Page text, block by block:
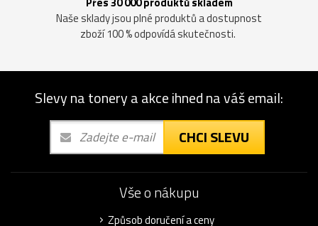
Naše sklady jsou plné produktů a dostupnost
zboží 100 % odpovídá skutečnosti.
Slevy na tonery a akce ihned na váš email:
CHCI SLEVU
Vše o nákupu
Způsob doručení a ceny